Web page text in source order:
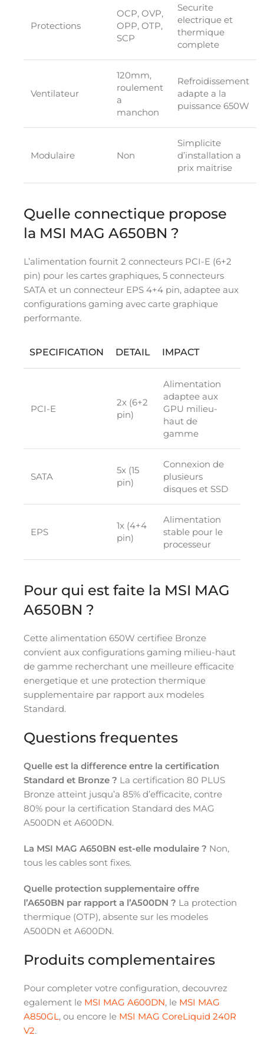
Protections
OCP, OVP,
OPP, OTP,
SCP
Securite
electrique et
thermique
complete
Ventilateur
120mm,
roulement
a
manchon
Refroidissement
adapte a la
puissance 650W
Modulaire Non
Simplicite
d’installation a
prix maitrise
Quelle connectique propose
la MSI MAG A650BN ?
L’alimentation fournit 2 connecteurs PCI-E (6+2
pin) pour les cartes graphiques, 5 connecteurs
SATA et un connecteur EPS 4+4 pin, adaptee aux
configurations gaming avec carte graphique
performante.
SPECIFICATION DETAIL IMPACT
PCI-E
2x (6+2
pin)
Alimentation
adaptee aux
GPU milieu-
haut de
gamme
SATA
5x (15
pin)
Connexion de
plusieurs
disques et SSD
EPS
1x (4+4
pin)
Alimentation
stable pour le
processeur
Pour qui est faite la MSI MAG
A650BN ?
Cette alimentation 650W certifiee Bronze
convient aux configurations gaming milieu-haut
de gamme recherchant une meilleure efficacite
energetique et une protection thermique
supplementaire par rapport aux modeles
Standard.
Questions frequentes
Quelle est la difference entre la certification
Standard et Bronze ? La certification 80 PLUS
Bronze atteint jusqu’a 85% d’efficacite, contre
80% pour la certification Standard des MAG
A500DN et A600DN.
La MSI MAG A650BN est-elle modulaire ? Non,
tous les cables sont fixes.
Quelle protection supplementaire offre
l’A650BN par rapport a l’A500DN ? La protection
thermique (OTP), absente sur les modeles
A500DN et A600DN.
Produits complementaires
Pour completer votre configuration, decouvrez
egalement le MSI MAG A600DN, le MSI MAG
A850GL, ou encore le MSI MAG CoreLiquid 240R
V2.